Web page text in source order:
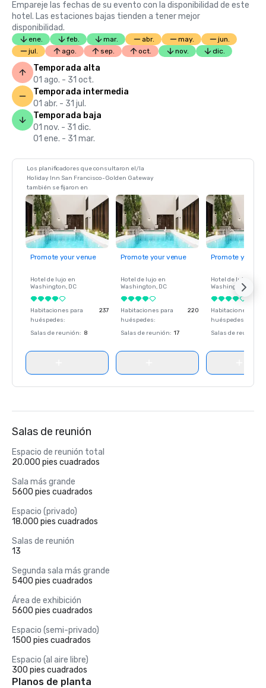
Empareje las fechas de su evento con la disponibilidad de este
hotel. Las estaciones bajas tienden a tener mejor
disponibilidad.
ene. feb. mar. abr. may.
jun.
jul.
ago. sep. oct. nov. dic.
Temporada alta
01 ago. - 31 oct.
Temporada intermedia
01 abr. - 31 jul.
Temporada baja
01 nov. - 31 dic.
01 ene. - 31 mar.
Los planificadores que consultaron el/la
Holiday Inn San Francisco-Golden Gateway
también se fijaron en
Promote your venue
Hotel de lujo en
Washington, DC
Habitaciones para
huéspedes:
237
Salas de reunión: 8
Promote your venue
Hotel de lujo en
Washington, DC
Habitaciones para
huéspedes:
220
Salas de reunión: 17
Promote your
Hotel de lujo en
Washington
Habitaciones para
huéspedes
Salas de reunión
Salas de reunión
Espacio de reunión total
20.000 pies cuadrados
Sala más grande
5600 pies cuadrados
Espacio (privado)
18.000 pies cuadrados
Salas de reunión
13
Segunda sala más grande
5400 pies cuadrados
Área de exhibición
5600 pies cuadrados
Espacio (semi-privado)
1500 pies cuadrados
Espacio (al aire libre)
300 pies cuadrados
Planos de planta